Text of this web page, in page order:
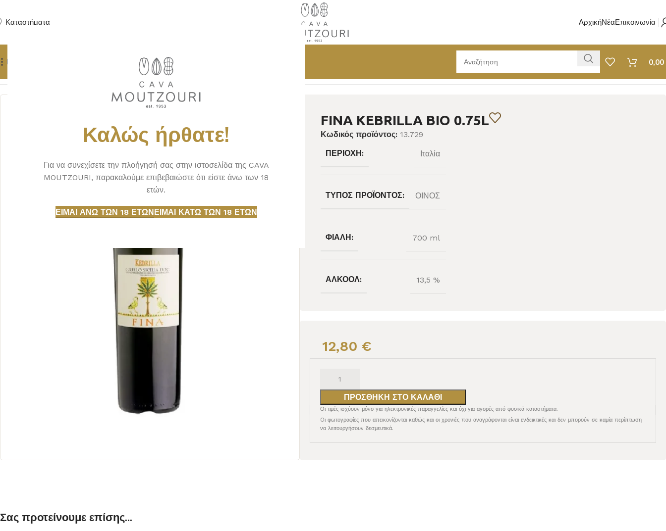
Καλώς ήρθατε!
Για να συνεχίσετε την πλοήγησή σας στην ιστοσελίδα της CAVA
MOUTZOURI, παρακαλούμε επιβεβαιώστε ότι είστε άνω των 18
ετών.
ΕΊΜΑΙ ΆΝΩ ΤΩΝ 18 ΕΤΏΝ ΕΊΜΑΙ ΚΆΤΩ ΤΩΝ 18 ΕΤΏΝ
Καταστήματα ΑρχικήΝέαΕπικοινωνία
Προϊόντα Yachting Services
0,00
FINA KEBRILLA BIO 0.75L
FINA KEBRILLA BIO 0.75L
Κωδικός προϊόντος: 13.729
ΠΕΡΙΟΧΉ:
Ιταλία
ΤΎΠΟΣ ΠΡΟΪΌΝΤΟΣ: ΟΙΝΟΣ
ΦΙΆΛΗ: 700 ml
ΑΛΚΟΌΛ: 13,5 %
12,80 €
ΠΡΟΣΘΉΚΗ ΣΤΟ ΚΑΛΆΘΙ
Οι τιμές ισχύουν μόνο για ηλεκτρονικές παραγγελίες και όχι για αγορές από φυσικά καταστήματα.
Oι φωτογραφίες που απεικονίζονται καθώς και οι χρονιές που αναγράφονται είναι ενδεικτικές και δεν μπορούν σε καμία περίπτωση
να λειτουργήσουν δεσμευτικά.
Σας προτείνουμε επίσης...